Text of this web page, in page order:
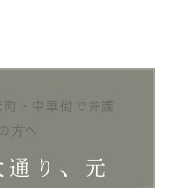
通り、元